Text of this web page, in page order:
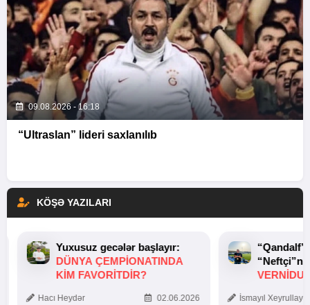
09.08.2026 - 16:18
“Ultraslan” lideri saxlanılıb
KÖŞƏ YAZILARI
Yuxusuz gecələr başlayır:
DÜNYA ÇEMPIONATINDA
KIM FAVORITDIR?
Hacı Heydər 02.06.2026 İsmayıl